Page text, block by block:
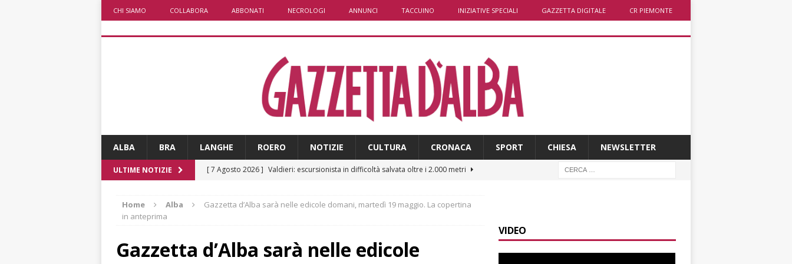
CHI SIAMO COLLABORA ABBONATI NECROLOGI ANNUNCI TACCUINO INIZIATIVE SPECIALI GAZZETTA DIGITALE CR PIEMONTE
ALBA BRA LANGHE ROERO NOTIZIE CULTURA CRONACA SPORT CHIESA NEWSLETTER
ULTIME NOTIZIE [ 7 Agosto 2026 ] Valdieri: escursionista in difficoltà salvata oltre i 2.000 metri
[ 7 Agosto 2026 ] Caso Galeasso in Comune ad Alba, per la Lega le dimissioni
[ 7 Agosto 2026 ] ITINERARI / La ciclabile del Ponente ligure sui vecchi binari
Home Alba
Gazzetta d’Alba sarà nelle edicole domani, martedì 19 maggio. La copertina
in anteprima
Gazzetta d’Alba sarà nelle edicole
VIDEO